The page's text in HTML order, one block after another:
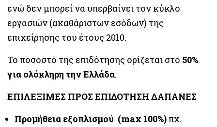
ενώ δεν μπορεί να υπερβαίνει τον κύκλο
εργασιών (ακαθάριστων εσόδων) της
επιχείρησης του έτους 2010.
Το ποσοστό της επιδότησης ορίζεται στο 50%
για ολόκληρη την Ελλάδα.
ΕΠΙΛΕΞΙΜΕΣ ΠΡΟΣ ΕΠΙΔΟΤΗΣΗ ΔΑΠΑΝΕΣ
Προμήθεια εξοπλισμού (max 100%) πχ.